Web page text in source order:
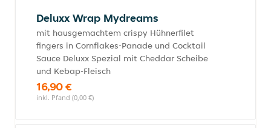
Deluxx Wrap Mydreams
mit hausgemachtem crispy Hühnerfilet
fingers in Cornflakes-Panade und Cocktail
Sauce Deluxx Spezial mit Cheddar Scheibe
und Kebap-Fleisch
16,90 €
inkl. Pfand (0,00 €)